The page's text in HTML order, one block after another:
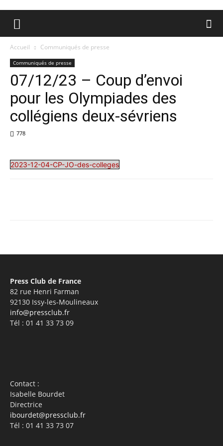
Accueil Communiqués de presse
Communiqués de presse
07/12/23 – Coup d’envoi
pour les Olympiades des
collégiens deux-sévriens
778
2023-12-04-CP-JO-des-colleges
Press Club de France
82 rue Henri Farman
92130 Issy-les-Moulineaux
info@pressclub.fr
Tél : 01 41 33 73 09
Contact :
Isabelle Bourdet
Directrice
ibourdet@pressclub.fr
Tél : 01 41 33 73 07